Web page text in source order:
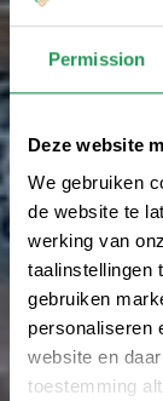
Permission
Deze website
We gebruiken
de website te
werking van
taalinstellingen
gebruiken
personaliseren
website en
toestemming